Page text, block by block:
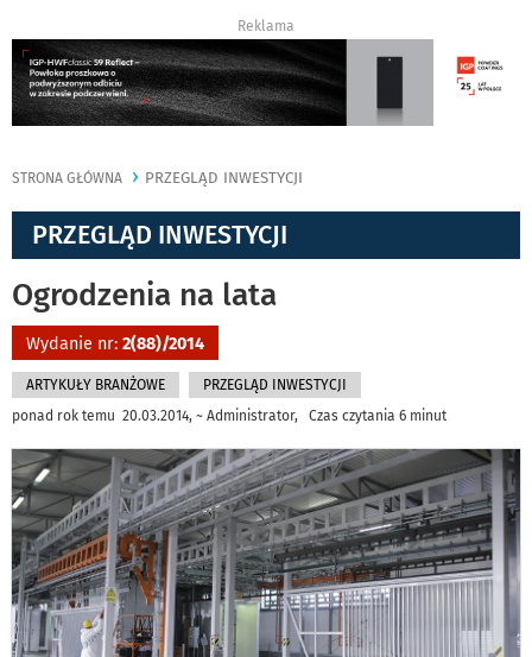
Reklama
STRONA GŁÓWNA PRZEGLĄD INWESTYCJI
PRZEGLĄD INWESTYCJI
Ogrodzenia na lata
Wydanie nr: 2(88)/2014
ARTYKUŁY BRANŻOWE
PRZEGLĄD INWESTYCJI
ponad rok temu 20.03.2014, ~ Administrator, Czas czytania 6 minut